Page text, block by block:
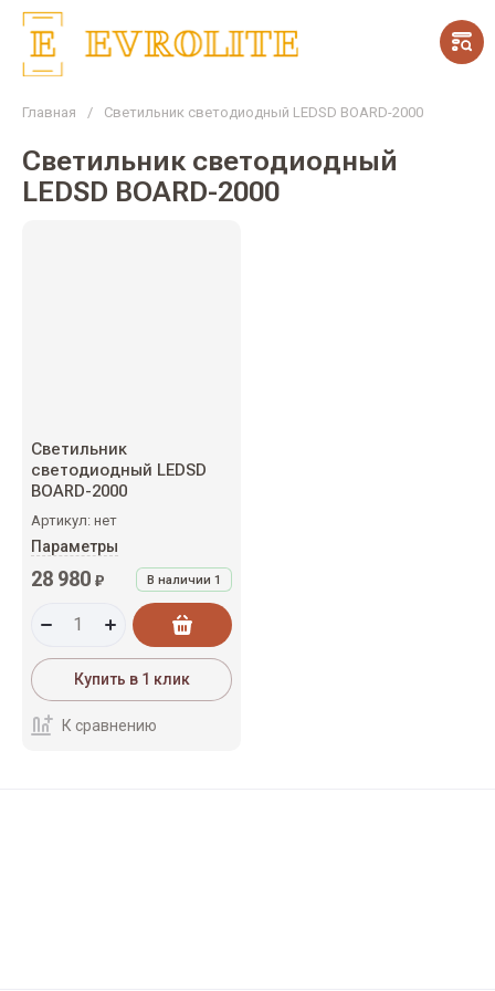
Главная / Светильник светодиодный LEDSD BOARD-2000
Светильник светодиодный
LEDSD BOARD-2000
Светильник
светодиодный LEDSD
BOARD-2000
Артикул: нет
Параметры
В наличии 1
28 980 ₽
Купить в 1 клик
К сравнению